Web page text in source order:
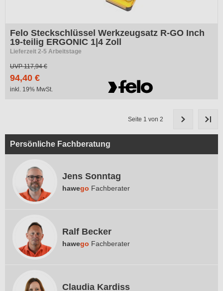
Persönliche Fachberatung
Jens Sonntag
hawego Fachberater
Ralf Becker
hawego Fachberater
Claudia Kardiss
Felo Steckschlüssel Werkzeugsatz R-GO Inch
19-teilig ERGONIC 1|4 Zoll
Lieferzeit 2-5 Arbeitstage
UVP117,94 €
94,40 €
inkl. 19% MwSt.
Seite 1 von 2